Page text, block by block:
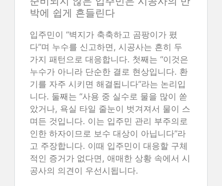
박에 쉽게 흔들린다
입주민이 “벽지가 축축하고 곰팡이가 폈
다”며 누수를 신고하면, 시공사는 흔히 두
가지 패턴으로 대응합니다. 첫째는 “이것은
누수가 아니라 단순한 결로 현상입니다. 환
기를 자주 시키면 해결됩니다”라는 논리입
니다. 둘째는 “사용 중 실수로 물을 많이 쏟
았거나, 욕실 타일 줄눈이 벗겨져서 물이 스
며든 것입니다. 이는 입주민 관리 부주의로
인한 하자이므로 보수 대상이 아닙니다”라
고 주장합니다. 이때 입주민이 대응할 구체
적인 증거가 없다면, 애매한 상황 속에서 시
공사의 의견이 우선시됩니다.